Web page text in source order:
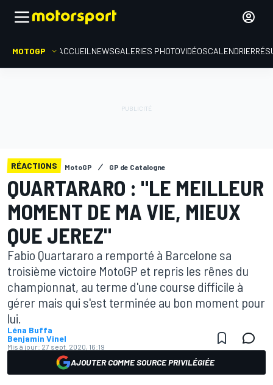
MOTOGP ACCUEIL NEWSGALERIES PHOTOVIDÉOSCALENDRIER
RÉACTIONS MotoGP GP de Catalogne
QUARTARARO : "LE MEILLEUR
MOMENT DE MA VIE, MIEUX
QUE JEREZ"
Fabio Quartararo a remporté à Barcelone sa
troisième victoire MotoGP et repris les rênes du
championnat, au terme d'une course difficile à
gérer mais qui s'est terminée au bon moment pour
lui.
Léna Buffa
Benjamin Vinel
Mis à jour: 27 sept. 2020, 16:19
AJOUTER COMME SOURCE PRIVILÉGIÉE